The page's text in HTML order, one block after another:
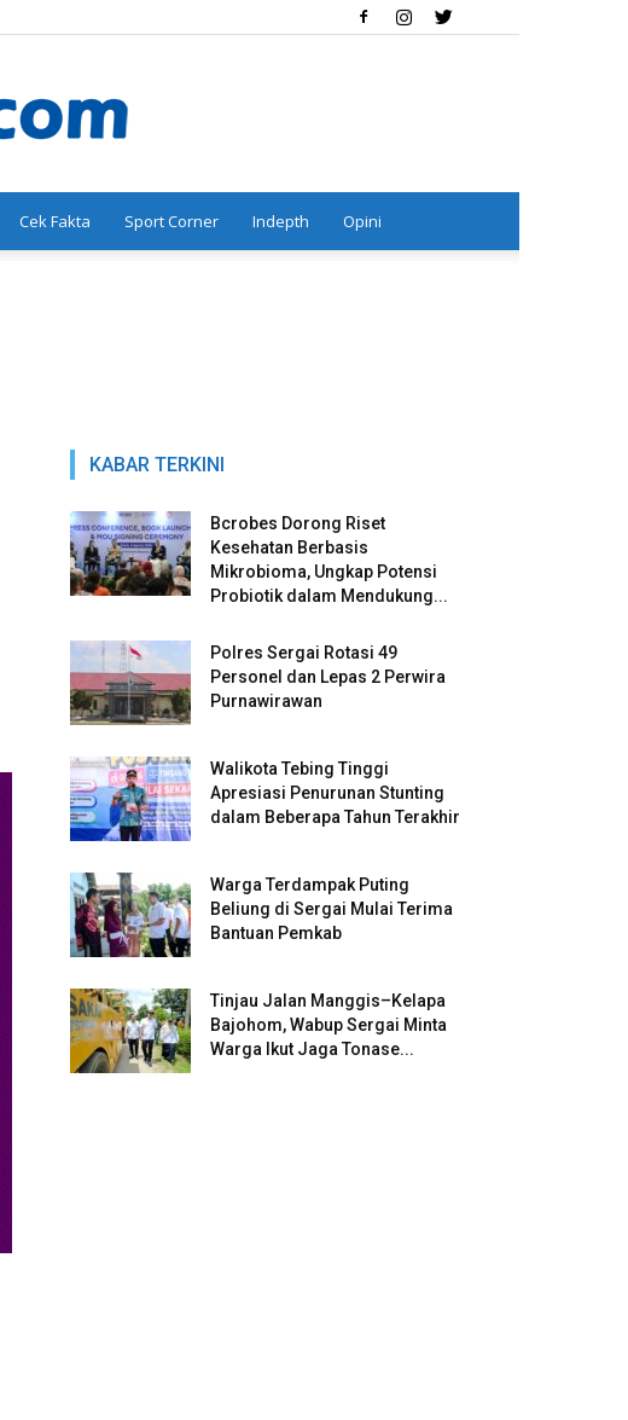
Cek Fakta Sport Corner Indepth Opini
KABAR TERKINI
Bcrobes Dorong Riset
Kesehatan Berbasis
Mikrobioma, Ungkap Potensi
Probiotik dalam Mendukung...
Polres Sergai Rotasi 49
Personel dan Lepas 2 Perwira
Purnawirawan
Walikota Tebing Tinggi
Apresiasi Penurunan Stunting
dalam Beberapa Tahun Terakhir
Warga Terdampak Puting
Beliung di Sergai Mulai Terima
Bantuan Pemkab
Tinjau Jalan Manggis–Kelapa
Bajohom, Wabup Sergai Minta
Warga Ikut Jaga Tonase...